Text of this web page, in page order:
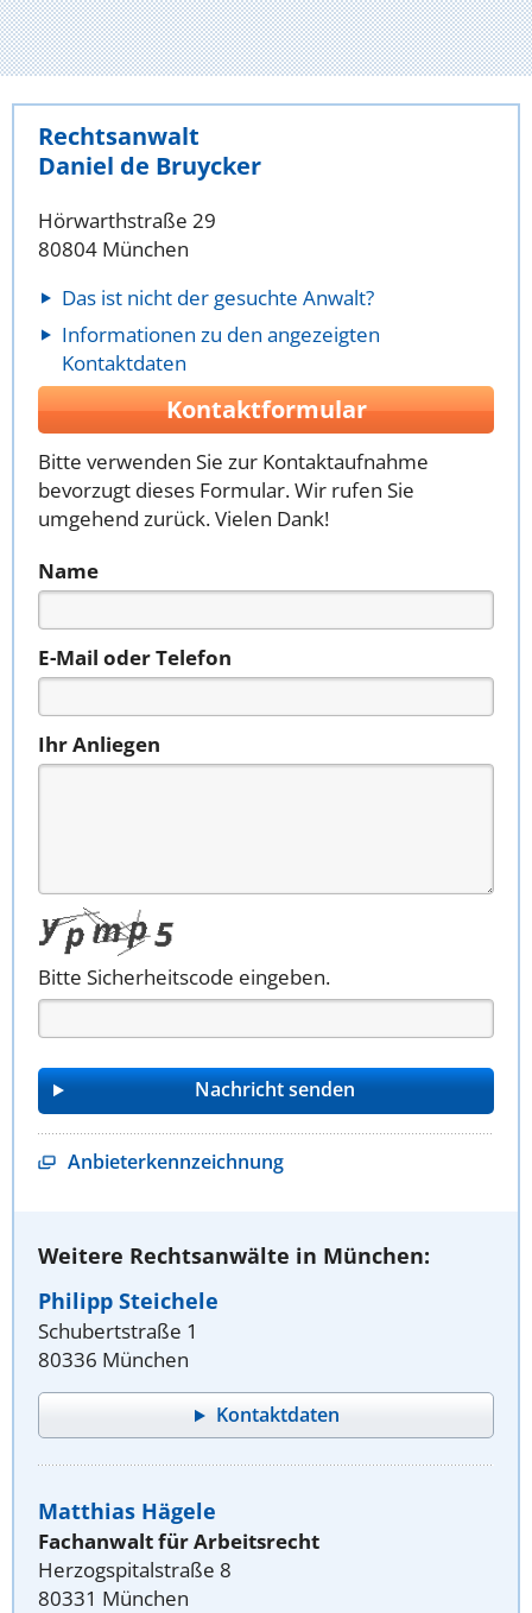
Rechtsanwalt
Daniel de Bruycker
Hörwarthstraße 29
80804 München
Das ist nicht der gesuchte Anwalt?
Informationen zu den angezeigten
Kontaktdaten
Kontaktformular
Bitte verwenden Sie zur Kontaktaufnahme
bevorzugt dieses Formular. Wir rufen Sie
umgehend zurück. Vielen Dank!
Name
E-Mail oder Telefon
Ihr Anliegen
Bitte Sicherheitscode eingeben.
Anbieterkennzeichnung
Weitere Rechtsanwälte in München:
Philipp Steichele
Schubertstraße 1
80336 München
Kontaktdaten
Matthias Hägele
Fachanwalt für Arbeitsrecht
Herzogspitalstraße 8
80331 München